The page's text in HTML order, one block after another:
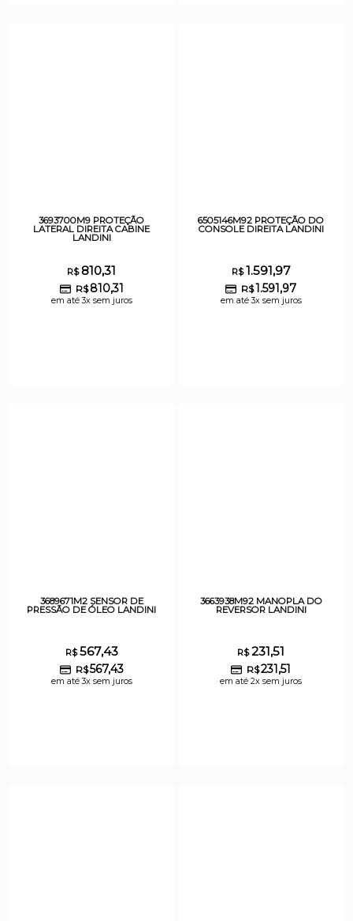
3693700M9 PROTEÇÃO
LATERAL DIREITA CABINE
LANDINI
R$810,31
R$ 810,31
em até 3x sem juros
6505146M92 PROTEÇÃO DO
CONSOLE DIREITA LANDINI
R$1.591,97
R$1.591,97
em até 3x sem juros
3689671M2 SENSOR DE
PRESSÃO DE ÓLEO LANDINI
R$567,43
R$567,43
em até 3x sem juros
3663938M92 MANOPLA DO
REVERSOR LANDINI
R$231,51
R$231,51
em até 2x sem juros